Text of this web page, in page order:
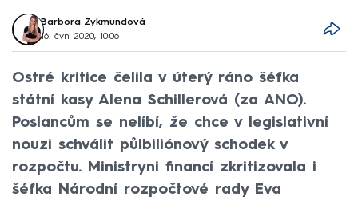
Barbora Zykmundová
16. čvn 2020, 10:06
Ostré kritice čelila v úterý ráno šéfka
státní kasy Alena Schillerová (za ANO).
Poslancům se nelíbí, že chce v legislativní
nouzi schválit půlbiliónový schodek v
rozpočtu. Ministryni financí zkritizovala i
šéfka Národní rozpočtové rady Eva